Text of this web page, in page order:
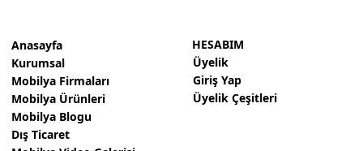
Anasayfa
Kurumsal
Mobilya Firmaları
Mobilya Ürünleri
Mobilya Blogu
Dış Ticaret
HESABIM
Üyelik
Giriş Yap
Üyelik Çeşitleri